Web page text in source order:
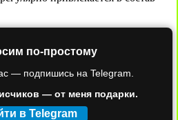
по-простому
— подпишись на Telegram.
— от меня подарки.
в Telegram